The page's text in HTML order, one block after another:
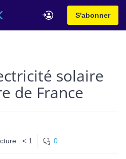
S'abonner
solaire
de France
: < 1 0